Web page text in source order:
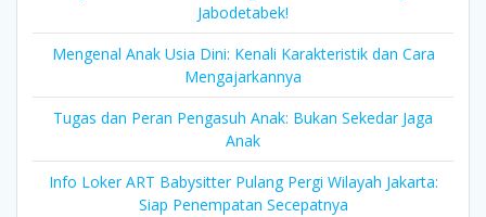
Jabodetabek!
Mengenal Anak Usia Dini: Kenali Karakteristik dan Cara
Mengajarkannya
Tugas dan Peran Pengasuh Anak: Bukan Sekedar Jaga
Anak
Info Loker ART Babysitter Pulang Pergi Wilayah Jakarta:
Siap Penempatan Secepatnya